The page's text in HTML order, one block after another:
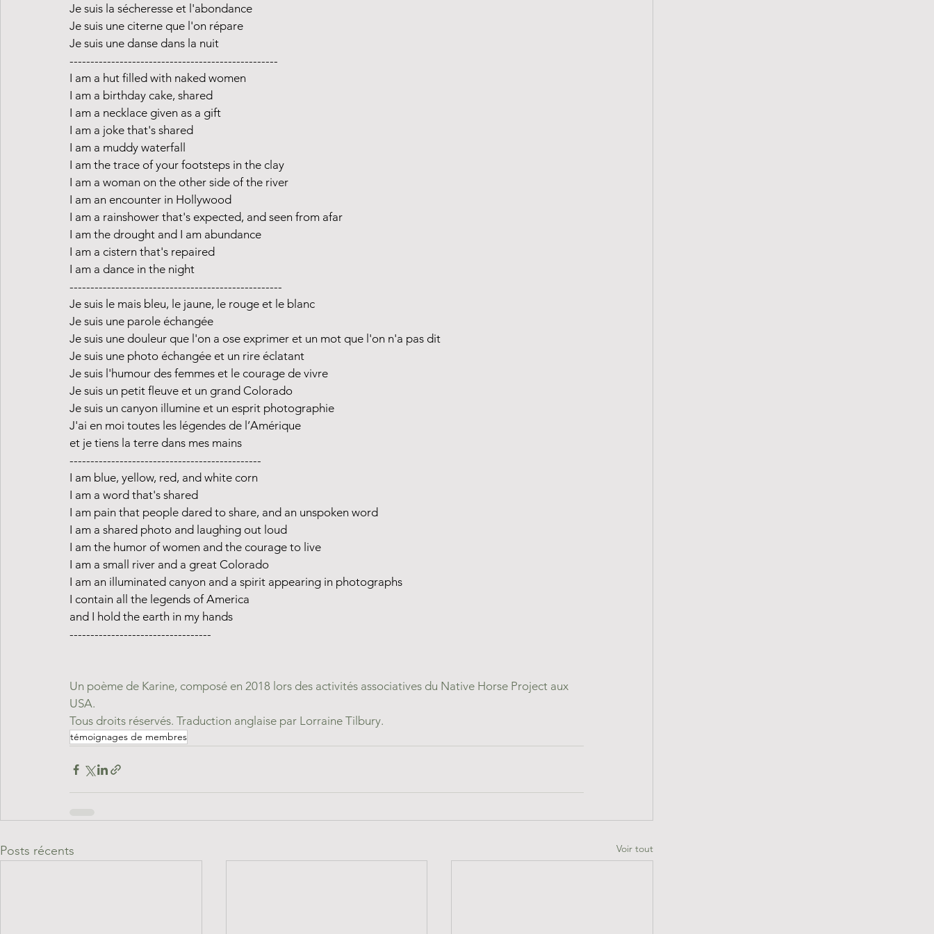
Je suis la sécheresse et l'abondance
Je suis une citerne que l'on répare
Je suis une danse dans la nuit
--------------------------------------------------
I am a hut filled with naked women
I am a birthday cake, shared
I am a necklace given as a gift
I am a joke that's shared
I am a muddy waterfall
I am the trace of your footsteps in the clay
I am a woman on the other side of the river
I am an encounter in Hollywood
I am a rainshower that's expected, and seen from afar
I am the drought and I am abundance
I am a cistern that's repaired
I am a dance in the night
---------------------------------------------------
Je suis le mais bleu, le jaune, le rouge et le blanc
Je suis une parole échangée
Je suis une douleur que l'on a ose exprimer et un mot que l'on n'a pas dit
Je suis une photo échangée et un rire éclatant
Je suis l'humour des femmes et le courage de vivre
Je suis un petit fleuve et un grand Colorado
Je suis un canyon illumine et un esprit photographie
J'ai en moi toutes les légendes de l’Amérique
et je tiens la terre dans mes mains
----------------------------------------------
I am blue, yellow, red, and white corn
I am a word that's shared
I am pain that people dared to share, and an unspoken word
I am a shared photo and laughing out loud
I am the humor of women and the courage to live
I am a small river and a great Colorado
I am an illuminated canyon and a spirit appearing in photographs
I contain all the legends of America
and I hold the earth in my hands
----------------------------------
Un poème de Karine, composé en 2018 lors des activités associatives du Native Horse Project aux
USA.
Tous droits réservés. Traduction anglaise par Lorraine Tilbury.
témoignages de membres
Posts récents Voir tout